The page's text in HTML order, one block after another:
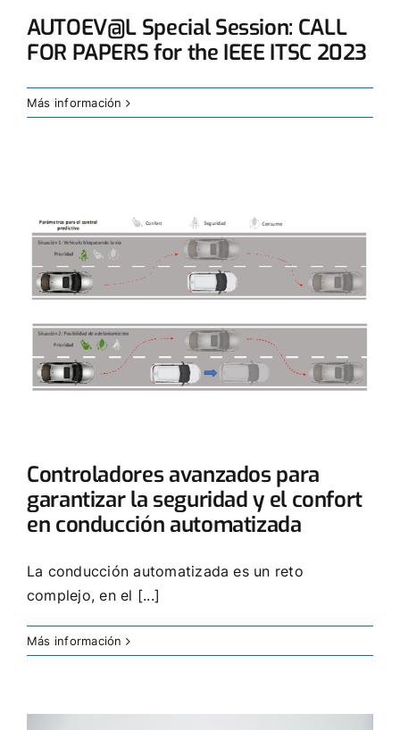
AUTOEV@L Special Session: CALL
FOR PAPERS for the IEEE ITSC 2023
Más información
Controladores avanzados para
garantizar la seguridad y el confort
en conducción automatizada
La conducción automatizada es un reto
complejo, en el [...]
Más información